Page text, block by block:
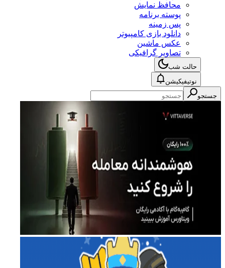
محافظ نمایش
پوسته برنامه
پس زمینه
دانلود بازی کامپیوتر
عکس ماشین
تصاویر گرافیکی
حالت شب
نوتیفیکیشن
جستجو